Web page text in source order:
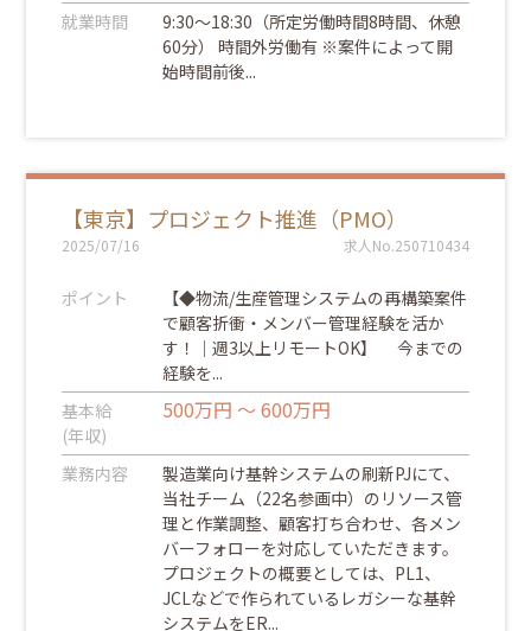
就業時間
9:30～18:30（所定労働時間8時間、休憩
60分） 時間外労働有 ※案件によって開
始時間前後...
【東京】プロジェクト推進（PMO）
2025/07/16 求人No.250710434
ポイント
【◆物流/生産管理システムの再構築案件
で顧客折衝・メンバー管理経験を活か
す！｜週3以上リモートOK】 今までの
経験を...
基本給
(年収)
500万円 ～ 600万円
業務内容
製造業向け基幹システムの刷新PJにて、
当社チーム（22名参画中）のリソース管
理と作業調整、顧客打ち合わせ、各メン
バーフォローを対応していただきます。
プロジェクトの概要としては、PL1、
JCLなどで作られているレガシーな基幹
システムをER...